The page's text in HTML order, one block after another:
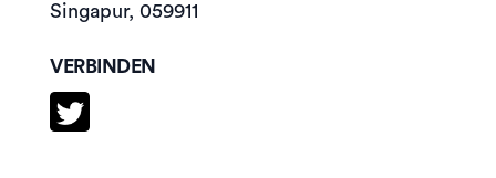
Singapur, 059911
VERBINDEN